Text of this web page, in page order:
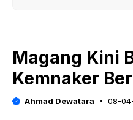
Magang Kini
Kemnaker
Ahmad Dewatara 08-